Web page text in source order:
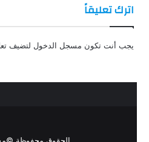
اترك تعليقاً
يجب أنت تكون مسجل الدخول لتضيف